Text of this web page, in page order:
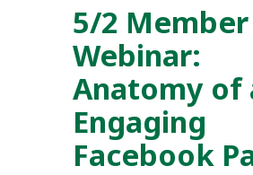
5/2 Member
Webinar:
Anatomy of
Engaging
Facebook